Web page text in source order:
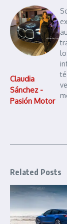
Claudia
Sánchez -
Pasión Motor
Related Posts